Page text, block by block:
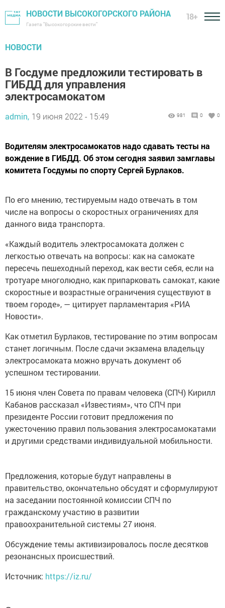
НОВОСТИ ВЫСОКОГОРСКОГО РАЙОНА
Газета "Высокогорские вести"
18+
НОВОСТИ
В Госдуме предложили тестировать в
ГИБДД для управления
электросамокатом
admin, 19 июня 2022 - 15:49 981 0 0
Водителям электросамокатов надо сдавать тесты на
вождение в ГИБДД. Об этом сегодня заявил замглавы
комитета Госдумы по спорту Сергей Бурлаков.
По его мнению, тестируемым надо отвечать в том
числе на вопросы о скоростных ограничениях для
данного вида транспорта.
«Каждый водитель электросамоката должен с
легкостью отвечать на вопросы: как на самокате
пересечь пешеходный переход, как вести себя, если на
тротуаре многолюдно, как припарковать самокат, какие
скоростные и возрастные ограничения существуют в
твоем городе», — цитирует парламентария «РИА
Новости».
Как отметил Бурлаков, тестирование по этим вопросам
станет логичным. После сдачи экзамена владельцу
электросамоката можно вручать документ об
успешном тестировании.
15 июня член Совета по правам человека (СПЧ) Кирилл
Кабанов рассказал «Известиям», что СПЧ при
президенте России готовит предложения по
ужесточению правил пользования электросамокатами
и другими средствами индивидуальной мобильности.
Предложения, которые будут направлены в
правительство, окончательно обсудят и сформулируют
на заседании постоянной комиссии СПЧ по
гражданскому участию в развитии
правоохранительной системы 27 июня.
Обсуждение темы активизировалось после десятков
резонансных происшествий.
Источник: https://iz.ru/